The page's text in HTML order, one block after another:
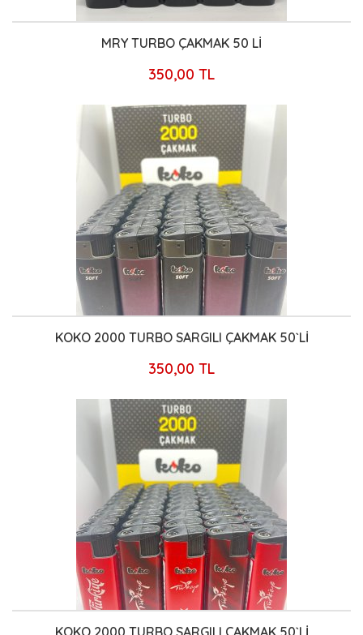
MRY TURBO ÇAKMAK 50 Lİ
350,00 TL
KOKO 2000 TURBO SARGILI ÇAKMAK 50`Lİ
350,00 TL